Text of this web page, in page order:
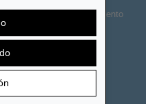
Derecho de desistimiento
los derechos reservados